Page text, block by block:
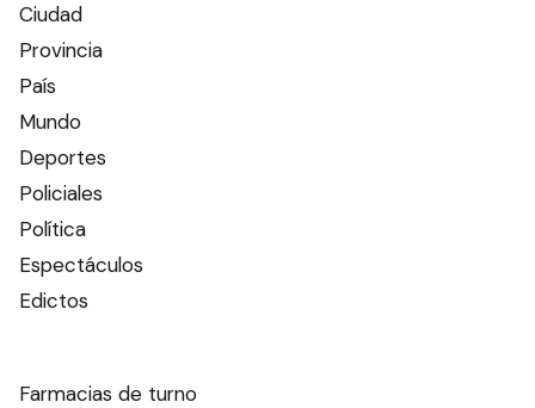
Ciudad
Provincia
País
Mundo
Deportes
Policiales
Política
Espectáculos
Edictos
Farmacias de turno